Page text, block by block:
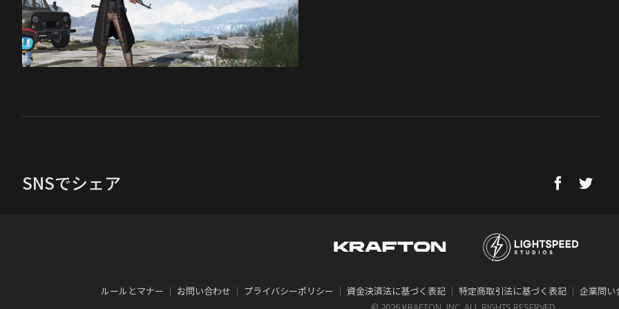
SNSでシェア
ルールとマナー ｜ お問い合わせ ｜ プライバシーポリシー ｜ 資金決済法に基づく表記 ｜ 特定商取引法に基づく表記 ｜ 企業問い